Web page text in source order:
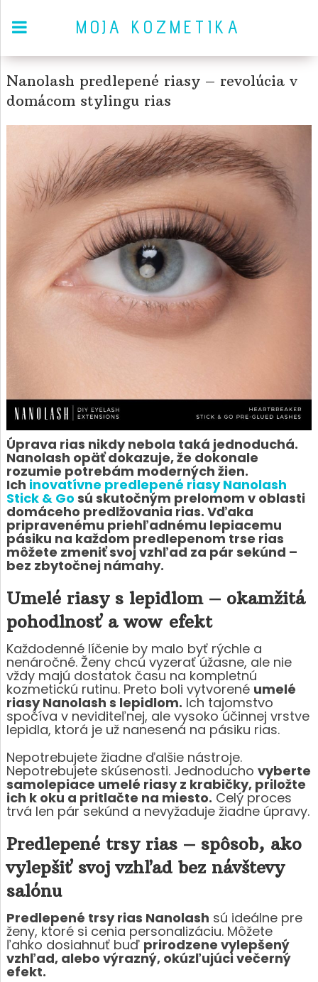
MOJA KOZMETIKA
Nanolash predlepené riasy – revolúcia v
domácom stylingu rias
Úprava rias nikdy nebola taká jednoduchá.
Nanolash opäť dokazuje, že dokonale
rozumie potrebám moderných žien.
Ich inovatívne predlepené riasy Nanolash
Stick & Go sú skutočným prelomom v oblasti
domáceho predlžovania rias. Vďaka
pripravenému priehľadnému lepiacemu
pásiku na každom predlepenom trse rias
môžete zmeniť svoj vzhľad za pár sekúnd –
bez zbytočnej námahy.
Umelé riasy s lepidlom – okamžitá
pohodlnosť a wow efekt
Každodenné líčenie by malo byť rýchle a
nenáročné. Ženy chcú vyzerať úžasne, ale nie
vždy majú dostatok času na kompletnú
kozmetickú rutinu. Preto boli vytvorené umelé
riasy Nanolash s lepidlom. Ich tajomstvo
spočíva v neviditeľnej, ale vysoko účinnej vrstve
lepidla, ktorá je už nanesená na pásiku rias.
Nepotrebujete žiadne ďalšie nástroje.
Nepotrebujete skúsenosti. Jednoducho vyberte
samolepiace umelé riasy z krabičky, priložte
ich k oku a pritlačte na miesto. Celý proces
trvá len pár sekúnd a nevyžaduje žiadne úpravy.
Predlepené trsy rias – spôsob, ako
vylepšiť svoj vzhľad bez návštevy
salónu
Predlepené trsy rias Nanolash sú ideálne pre
ženy, ktoré si cenia personalizáciu. Môžete
ľahko dosiahnuť buď prirodzene vylepšený
vzhľad, alebo výrazný, okúzľujúci večerný
efekt.